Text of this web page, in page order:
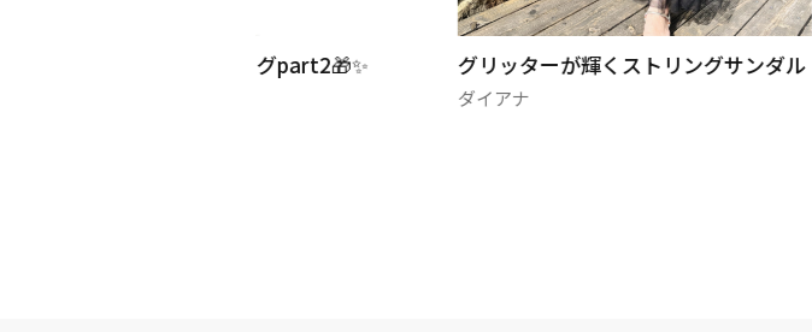
最新版‼️GIFTランキングpart2🎁✨ グリッターが輝くストリングサンダル
ダイアナ